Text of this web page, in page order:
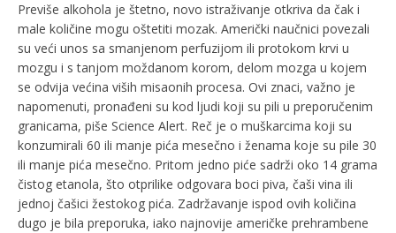
Previše alkohola je štetno, novo istraživanje otkriva da čak i
male količine mogu oštetiti mozak. Američki naučnici povezali
su veći unos sa smanjenom perfuzijom ili protokom krvi u
mozgu i s tanjom moždanom korom, delom mozga u kojem
se odvija većina viših misaonih procesa. Ovi znaci, važno je
napomenuti, pronađeni su kod ljudi koji su pili u preporučenim
granicama, piše Science Alert. Reč je o muškarcima koji su
konzumirali 60 ili manje pića mesečno i ženama koje su pile 30
ili manje pića mesečno. Pritom jedno piće sadrži oko 14 grama
čistog etanola, što otprilike odgovara boci piva, čaši vina ili
jednoj čašici žestokog pića. Zadržavanje ispod ovih količina
dugo je bila preporuka, iako najnovije američke prehrambene